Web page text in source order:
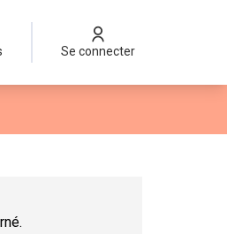
Se connecter